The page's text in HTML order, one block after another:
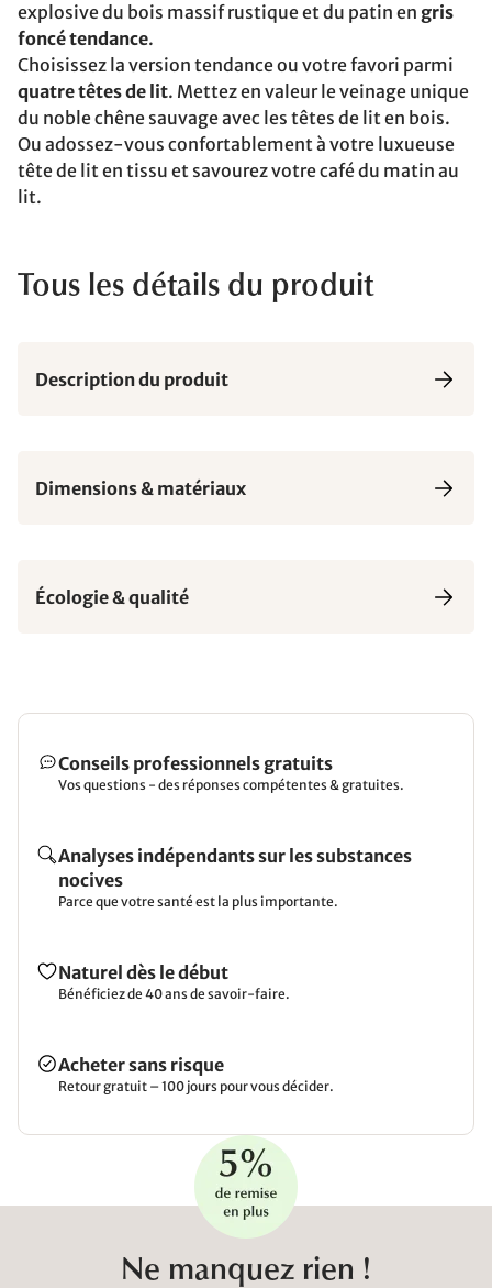
explosive du bois massif rustique et du patin en gris
foncé tendance.
Choisissez la version tendance ou votre favori parmi
quatre têtes de lit. Mettez en valeur le veinage unique
du noble chêne sauvage avec les têtes de lit en bois.
Ou adossez-vous confortablement à votre luxueuse
tête de lit en tissu et savourez votre café du matin au
lit.
Tous les détails du produit
Description du produit
Dimensions & matériaux
Écologie & qualité
Conseils professionnels gratuits
Vos questions - des réponses compétentes & gratuites.
Analyses indépendants sur les substances
nocives
Parce que votre santé est la plus importante.
Naturel dès le début
Bénéficiez de 40 ans de savoir-faire.
Acheter sans risque
Retour gratuit – 100 jours pour vous décider.
Ne manquez rien !